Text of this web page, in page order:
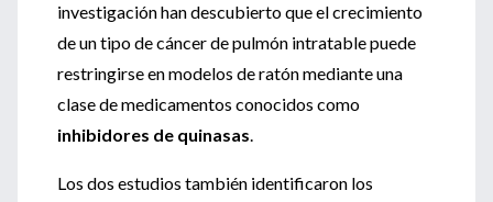
investigación han descubierto que el crecimiento
de un tipo de cáncer de pulmón intratable puede
restringirse en modelos de ratón mediante una
clase de medicamentos conocidos como
inhibidores de quinasas.
Los dos estudios también identificaron los